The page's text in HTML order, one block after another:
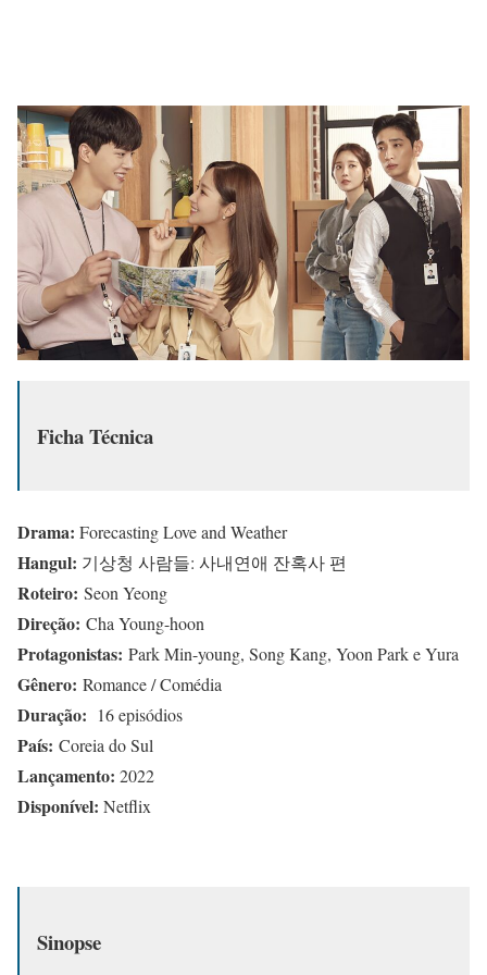
Ficha Técnica
Drama: Forecasting Love and Weather
Hangul: 기상청 사람들: 사내연애 잔혹사 편
Roteiro: Seon Yeong
Direção: Cha Young-hoon
Protagonistas: Park Min-young, Song Kang, Yoon Park e Yura
Gênero: Romance / Comédia
Duração: 16 episódios
País: Coreia do Sul
Lançamento: 2022
Disponível: Netflix
Sinopse